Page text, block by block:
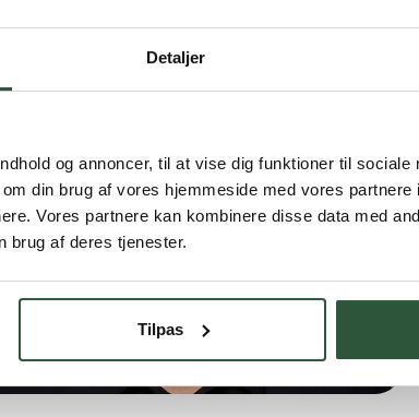
Detaljer
og annoncer, til at vise dig funktioner til sociale
din brug af vores hjemmeside med vores partnere
Vores partnere kan kombinere disse data med
brug af deres tjenester.
Tilpas